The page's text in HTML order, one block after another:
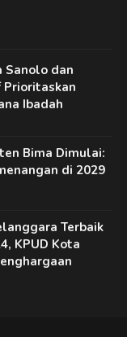
Sanolo dan
Prioritaskan
Ibadah
Bima Dimulai:
di 2029
Terbaik
KPUD Kota